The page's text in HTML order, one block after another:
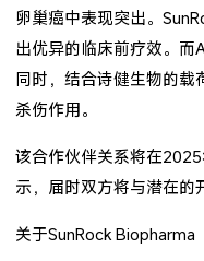
卵巢癌中表现突出。
出优异的临床前疗效。而
同时，结合诗健生物的载
杀伤作用。
该合作伙伴关系将在
示，届时双方将与潜在的
关于SunRock Biopharma